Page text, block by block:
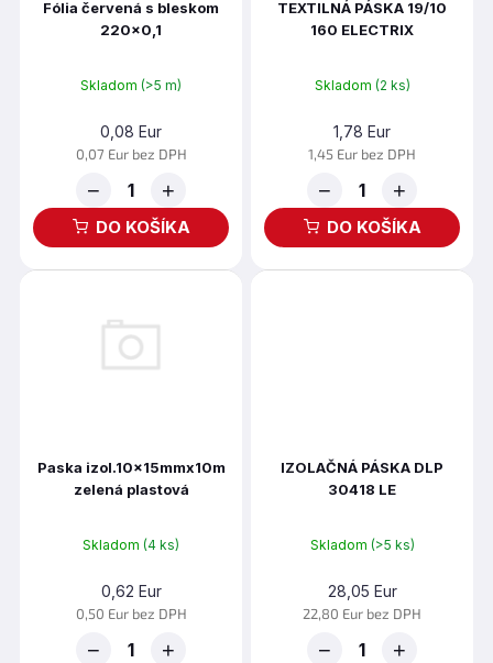
Fólia červená s bleskom
220x0,1
Skladom (>5 m)
0,08 Eur
0,07 Eur bez DPH
− +
DO KOŠÍKA
TEXTILNÁ PÁSKA 19/10
160 ELECTRIX
Skladom (2 ks)
1,78 Eur
1,45 Eur bez DPH
− +
DO KOŠÍKA
Paska izol.10x15mmx10m
zelená plastová
Skladom (4 ks)
0,62 Eur
0,50 Eur bez DPH
− +
IZOLAČNÁ PÁSKA DLP
30418 LE
Skladom (>5 ks)
28,05 Eur
22,80 Eur bez DPH
− +